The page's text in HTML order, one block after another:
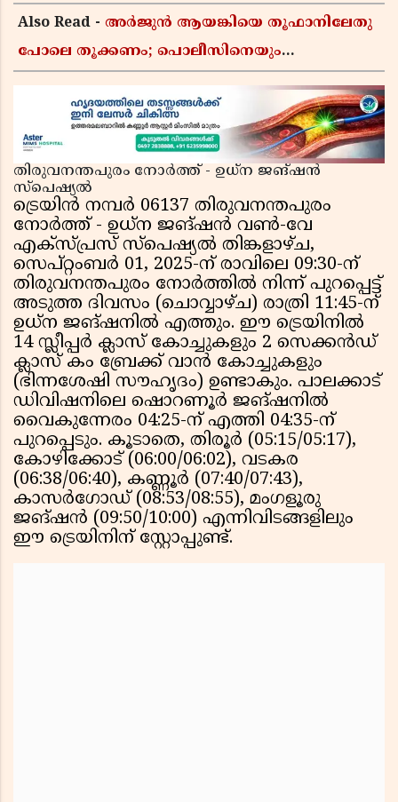
Also Read - അർജുൻ ആയങ്കിയെ തൂഫാനിലേതു
പോലെ തൂക്കണം; പൊലീസിനെയും
ജയരാജൻ
തിരുവനന്തപുരം നോർത്ത് - ഉധ്‌ന ജങ്ഷൻ
സ്പെഷ്യൽ
ട്രെയിൻ നമ്പർ 06137 തിരുവനന്തപുരം
നോർത്ത് - ഉധ്‌ന ജങ്ഷൻ വൺ-വേ
എക്സ്പ്രസ് സ്പെഷ്യൽ തിങ്കളാഴ്ച,
സെപ്റ്റംബർ 01, 2025-ന് രാവിലെ 09:30-ന്
തിരുവനന്തപുരം നോർത്തിൽ നിന്ന് പുറപ്പെട്ട്
അടുത്ത ദിവസം (ചൊവ്വാഴ്ച) രാത്രി 11:45-ന്
ഉധ്‌ന ജങ്ഷനിൽ എത്തും. ഈ ട്രെയിനിൽ
14 സ്ലീപ്പർ ക്ലാസ് കോച്ചുകളും 2 സെക്കൻഡ്
ക്ലാസ് കം ബ്രേക്ക് വാൻ കോച്ചുകളും
(ഭിന്നശേഷി സൗഹൃദം) ഉണ്ടാകും. പാലക്കാട്
ഡിവിഷനിലെ ഷൊറണൂർ ജങ്ഷനിൽ
വൈകുന്നേരം 04:25-ന് എത്തി 04:35-ന്
പുറപ്പെടും. കൂടാതെ, തിരൂർ (05:15/05:17),
കോഴിക്കോട് (06:00/06:02), വടകര
(06:38/06:40), കണ്ണൂർ (07:40/07:43),
കാസർഗോഡ് (08:53/08:55), മംഗളൂരു
ജങ്ഷൻ (09:50/10:00) എന്നിവിടങ്ങളിലും
ഈ ട്രെയിനിന് സ്റ്റോപ്പുണ്ട്.